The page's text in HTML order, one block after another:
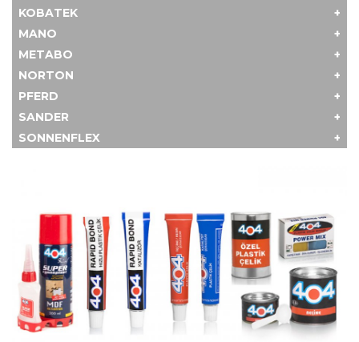
KOBATEK
MANO
METABO
NORTON
PFERD
SANDER
SONNENFLEX